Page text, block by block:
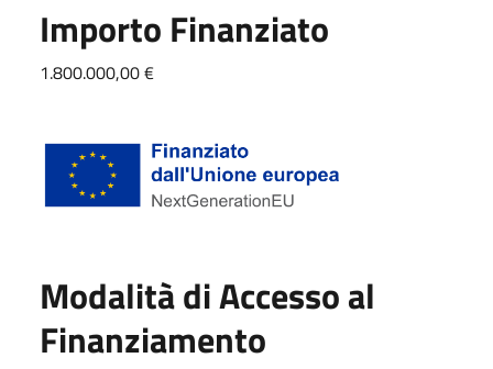
Importo Finanziato
1.800.000,00 €
Modalità di Accesso al
Finanziamento